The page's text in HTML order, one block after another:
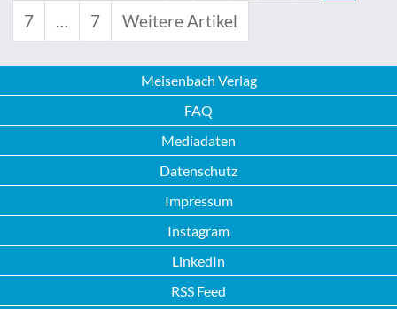
7 … 7 Weitere Artikel
Meisenbach Verlag
FAQ
Mediadaten
Datenschutz
Impressum
Instagram
LinkedIn
RSS Feed